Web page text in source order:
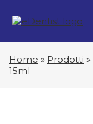
Home » Prodotti »
15ml